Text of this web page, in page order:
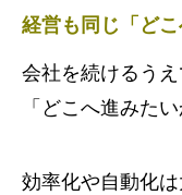
経営も同じ「どこ
会社を続けるう
「どこへ進みた
効率化や自動化